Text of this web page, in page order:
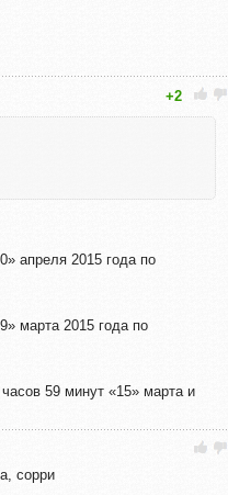
+2
апреля 2015 года по
марта 2015 года по
59 минут «15» марта и
сорри